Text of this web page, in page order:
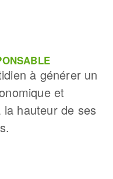
à générer un
et
hauteur de ses